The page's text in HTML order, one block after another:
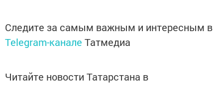
Следите за самым важным и интересным в
Telegram-канале Татмедиа
Читайте новости Татарстана в